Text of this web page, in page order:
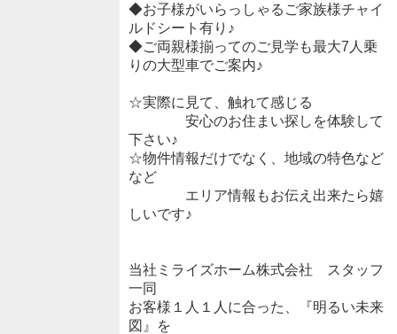
◆お子様がいらっしゃるご家族様チャイ
ルドシート有り♪
◆ご両親様揃ってのご見学も最大7人乗
りの大型車でご案内♪
☆実際に見て、触れて感じる
安心のお住まい探しを体験して
下さい♪
☆物件情報だけでなく、地域の特色など
など
エリア情報もお伝え出来たら嬉
しいです♪
当社ミライズホーム株式会社 スタッフ
一同
お客様１人１人に合った、『明るい未来
図』を